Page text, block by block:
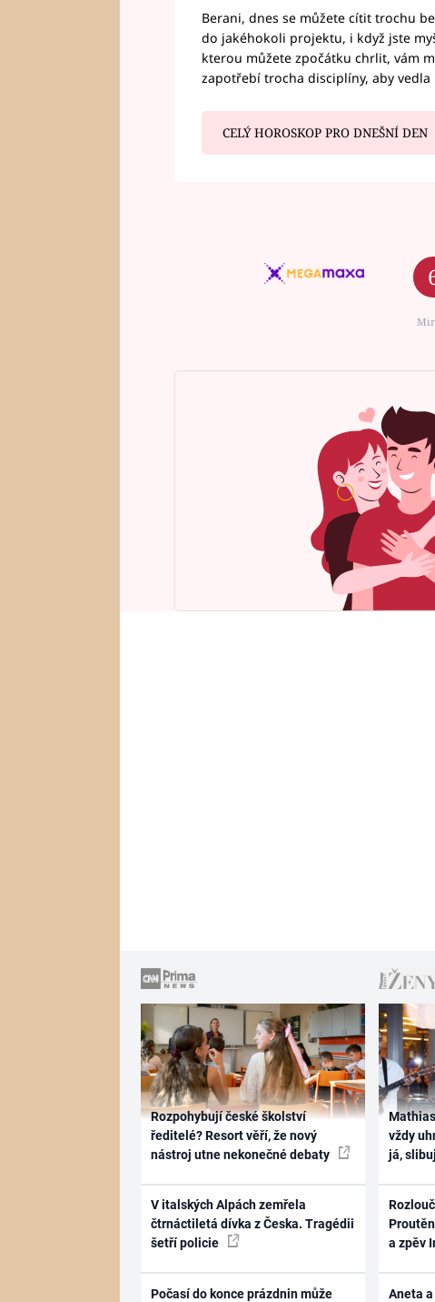
Berani, dnes se můžete cítit trochu
do jakéhokoli projektu, i když jste
kterou můžete zpočátku chrlit, vám
zapotřebí trocha disciplíny, aby vedla
CELÝ HOROSKOP PRO DNEŠNÍ DEN
Rozpohybují české školství
ředitelé? Resort věří, že nový
nástroj utne nekonečné debaty
V italských Alpách zemřela
čtrnáctiletá dívka z Česka. Tragédii
šetří policie
Počasí do konce prázdnin může
vždy
já,
a zpěv
Aneta